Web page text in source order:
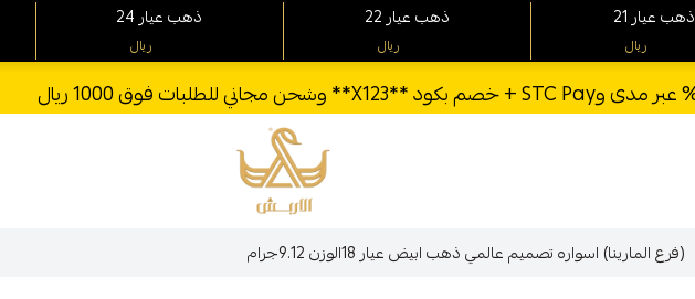
الأربش للذهب
(فرع المارينا) اسواره تصميم عالمي ذهب ابيض عيار 18الوزن 9.12جرام
24 ذهب عيار
ريال
22 ذهب عيار
ريال
21 ذهب عيار
ريال